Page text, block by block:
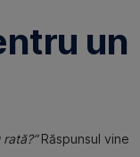
un
Răspunsul vine